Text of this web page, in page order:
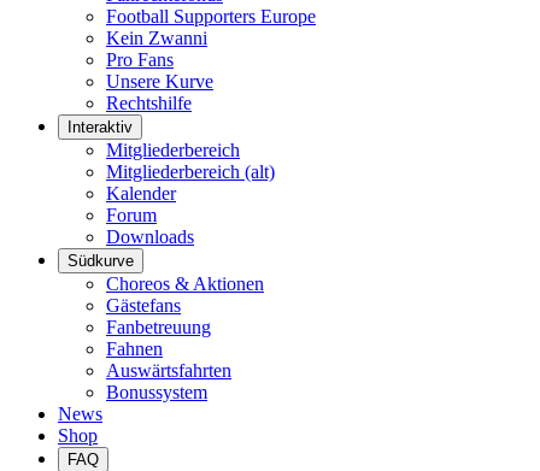
Football Supporters Europe
Kein Zwanni
Pro Fans
Unsere Kurve
Rechtshilfe
Interaktiv
Mitgliederbereich
Mitgliederbereich (alt)
Kalender
Forum
Downloads
Südkurve
Choreos & Aktionen
Gästefans
Fanbetreuung
Fahnen
Auswärtsfahrten
Bonussystem
News
Shop
FAQ